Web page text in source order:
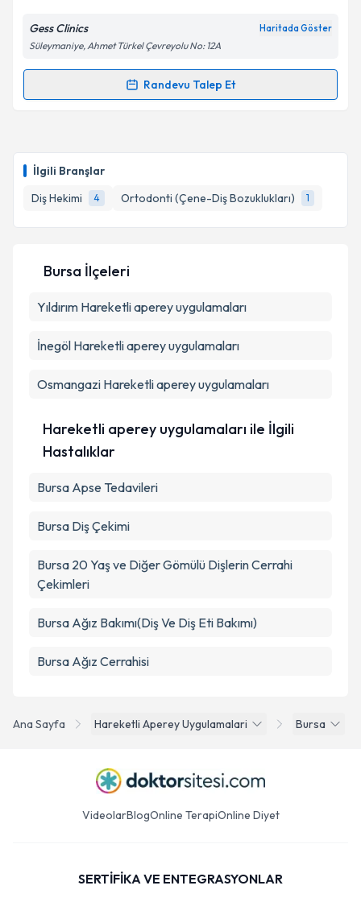
İlgili Branşlar
Diş Hekimi
4 Ortodonti (Çene-Diş Bozuklukları) 1
Kişisel verilerimin işlenmesine ilişkin
Metni'ni okudum ve kişisel verilerimin belirtilen
kapsamda işlenmesini kabul ediyorum.
Gess Clinics Haritada Göster
Süleymaniye, Ahmet Türkel Çevreyolu No: 12A
Randevu Talep Et
Randevu Takvimi Talebi
takvim hazırlandığında e-posta ile bilgilendireceğiz.
E-posta Adresiniz
Metni'ni okudum ve kişisel verilerimin belirtilen
Ana Sayfa Hareketli Aperey Uygulamalari Bursa
Bursa İlçeleri
Yıldırım Hareketli aperey uygulamaları
İnegöl Hareketli aperey uygulamaları
Osmangazi Hareketli aperey uygulamaları
Hareketli aperey uygulamaları ile İlgili
Hastalıklar
Bursa Apse Tedavileri
Bursa Diş Çekimi
Bursa 20 Yaş ve Diğer Gömülü Dişlerin Cerrahi
Çekimleri
Bursa Ağız Bakımı(Diş Ve Diş Eti Bakımı)
Bursa Ağız Cerrahisi
VideolarBlogOnline TerapiOnline Diyet
SERTİFİKA VE ENTEGRASYONLAR